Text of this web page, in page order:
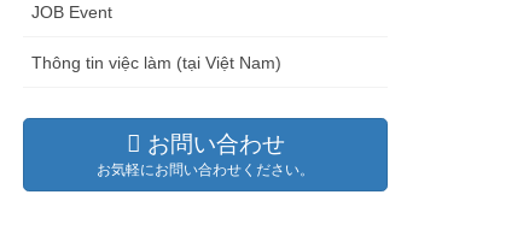
JOB Event
Thông tin việc làm (tại Việt Nam)
お問い合わせ
お気軽にお問い合わせください。